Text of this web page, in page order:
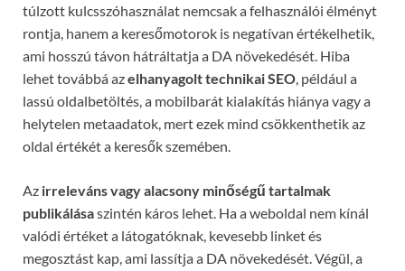
túlzott kulcsszóhasználat nemcsak a felhasználói élményt
rontja, hanem a keresőmotorok is negatívan értékelhetik,
ami hosszú távon hátráltatja a DA növekedését. Hiba
lehet továbbá azelhanyagolt technikai SEO, például a
lassú oldalbetöltés, a mobilbarát kialakítás hiánya vagy a
helytelen metaadatok, mert ezek mind csökkenthetik az
oldal értékét a keresők szemében.
Az irreleváns vagy alacsony minőségű tartalmak
publikálásaszintén káros lehet. Ha a weboldal nem kínál
valódi értéket a látogatóknak, kevesebb linket és
megosztást kap, ami lassítja a DA növekedését. Végül, a